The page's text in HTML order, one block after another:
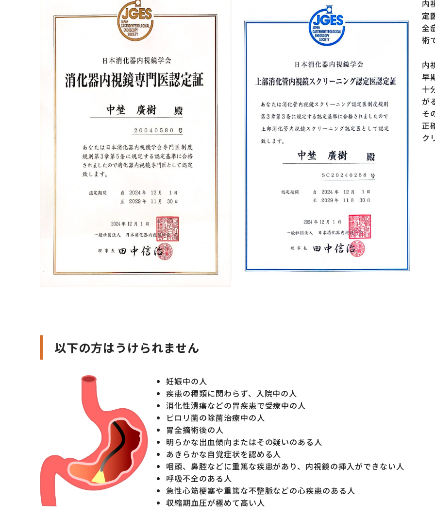
内
定
全
術
内
早
十
が
そ
正
ク
以下の方はうけられません
妊娠中の人
疾患の種類に関わらず、入院中の人
消化性潰瘍などの胃疾患で受療中の人
ピロリ菌の除菌治療中の人
胃全摘術後の人
明らかな出血傾向またはその疑いのある人
あきらかな自覚症状を認める人
咽頭、鼻腔などに重篤な疾患があり、内視鏡の挿入ができない人
呼吸不全のある人
急性心筋梗塞や重篤な不整脈などの心疾患のある人
収縮期血圧が極めて高い人